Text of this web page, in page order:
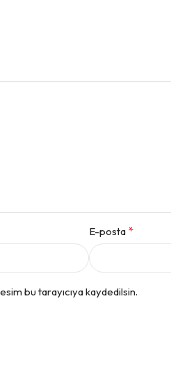
E-posta *
bu tarayıcıya kaydedilsin.